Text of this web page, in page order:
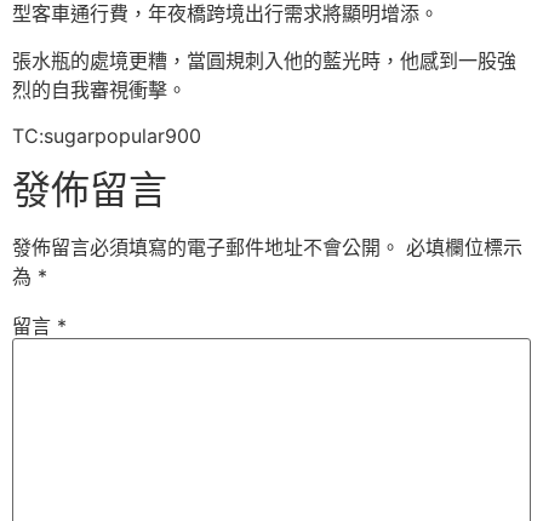
型客車通行費，年夜橋跨境出行需求將顯明增添。
張水瓶的處境更糟，當圓規刺入他的藍光時，他感到一股強
烈的自我審視衝擊。
TC:sugarpopular900
發佈留言
發佈留言必須填寫的電子郵件地址不會公開。 必填欄位標示
為 *
留言 *